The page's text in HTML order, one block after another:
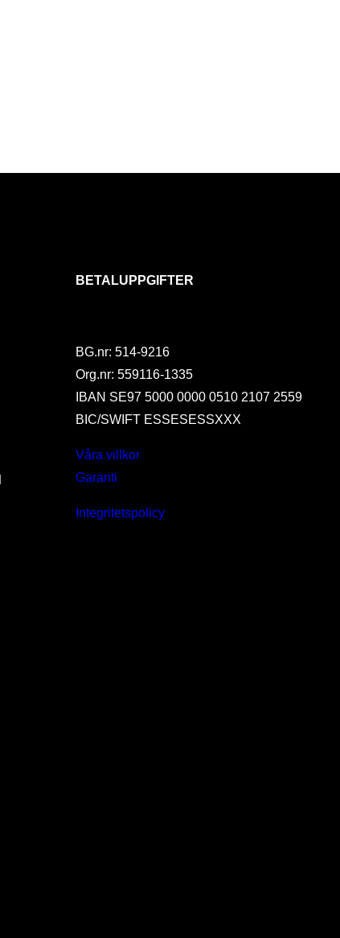
BETALUPPGIFTER
BG.nr: 514-9216
Org.nr: 559116-1335
IBAN SE97 5000 0000 0510 2107 2559
BIC/SWIFT ESSESESSXXX
Våra villkor
Garanti
Integritetspolicy